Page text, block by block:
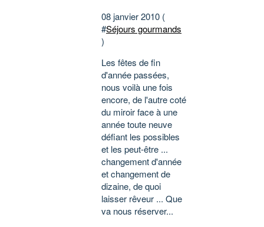
08 janvier 2010 (
#Séjours gourmands
)
Les fêtes de fin
d'année passées,
nous voilà une fois
encore, de l'autre coté
du miroir face à une
année toute neuve
défiant les possibles
et les peut-être ...
changement d'année
et changement de
dizaine, de quoi
laisser rêveur ... Que
va nous réserver...